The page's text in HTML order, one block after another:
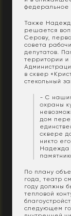
федеральное
Также
решается
Серову,
совета
депутатов.
территории и
в сквер
стекольный
- С
охраны
дом
сквере
никто
Надежда
По плану
года, театр
году должны
тепловой
следующем